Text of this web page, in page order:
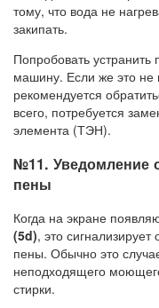
тому, что вода не
закипать.
Попробовать
машину. Если же это не
рекомендуется
всего, потребуется
элемента (ТЭН).
№11. Уведомление
пены
Когда на экране
(5d), это
пены. Обычно это
неподходящего
стирки.